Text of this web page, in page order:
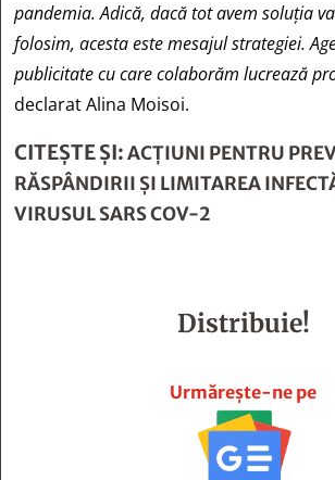
pandemia. Adică, dacă tot avem soluția
folosim, acesta este mesajul strategiei.
publicitate cu care colaborăm lucrează
declarat Alina Moisoi.
CITEȘTE ȘI:ACȚIUNI PENTRU
RĂSPÂNDIRII ȘI LIMITAREA
VIRUSUL SARS COV-2
Distribuie!
Urmărește-ne pe